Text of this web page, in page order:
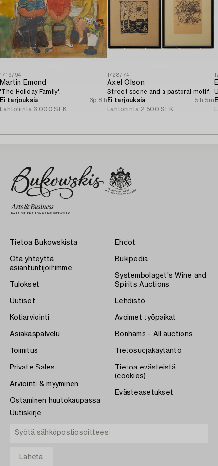
1719794
Martin Emond
'The Holiday Family'.
Ei tarjouksia
3p 8 h
Lähtöhinta 3 000 SEK
1728774
Axel Olson
Street scene and a pastoral motif.
Ei tarjouksia
5 h 5m
Lähtöhinta 2 500 SEK
Tietoa Bukowskista
Ota yhteyttä
asiantuntijoihimme
Tulokset
Uutiset
Kotiarviointi
Asiakaspalvelu
Toimitus
Private Sales
Arviointi & myyminen
Ostaminen huutokaupassa
Ehdot
Bukipedia
Systembolaget's Wine and
Spirits Auctions
Lehdistö
Avoimet työpaikat
Bonhams - All auctions
Tietosuojakäytäntö
Tietoa evästeistä
(cookies)
Evästeasetukset
Uutiskirje